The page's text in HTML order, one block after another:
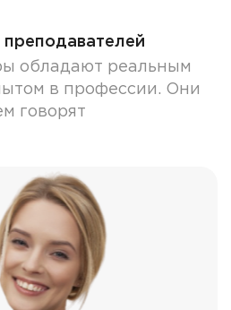
обладают реальным
в профессии. Они
говорят